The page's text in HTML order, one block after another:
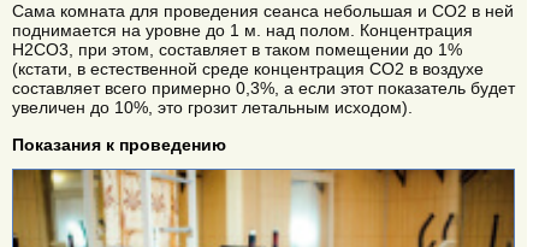
Сама комната для проведения сеанса небольшая и CO2 в ней
поднимается на уровне до 1 м. над полом. Концентрация
H2CO3, при этом, составляет в таком помещении до 1%
(кстати, в естественной среде концентрация CO2 в воздухе
составляет всего примерно 0,3%, а если этот показатель будет
увеличен до 10%, это грозит летальным исходом).
Показания к проведению